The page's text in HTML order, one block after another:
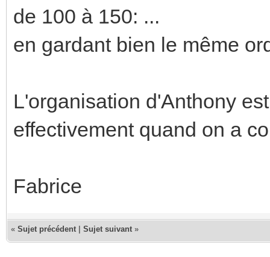
de 100 à 150: ...
en gardant bien le même
L'organisation d'Anthony
effectivement quand on a
Fabrice
« Sujet précédent Sujet suivant »